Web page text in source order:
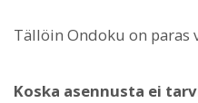
Tällöin Ondoku on paras
Koska asennusta ei